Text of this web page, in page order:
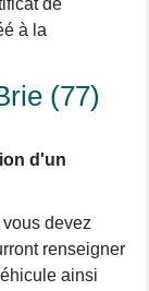
de
à la
(77)
d'un
devez
renseigner
ainsi